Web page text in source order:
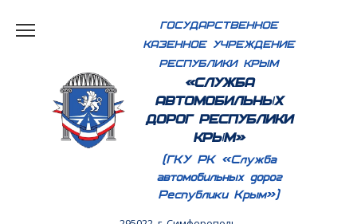
ГОСУДАРСТВЕННОЕ
КАЗЕННОЕ УЧРЕЖДЕНИЕ
РЕСПУБЛИКИ КРЫМ
«СЛУЖБА
АВТОМОБИЛЬНЫХ
ДОРОГ РЕСПУБЛИКИ
КРЫМ»
(ГКУ РК «Служба
автомобильных дорог
Республики Крым»)